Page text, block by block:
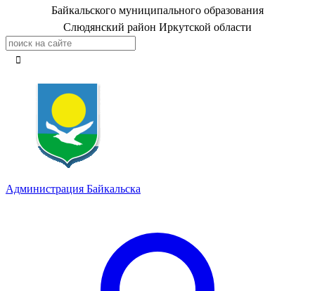
Байкальского муниципального образования
Слюдянский район Иркутской области
Администрация Байкальска